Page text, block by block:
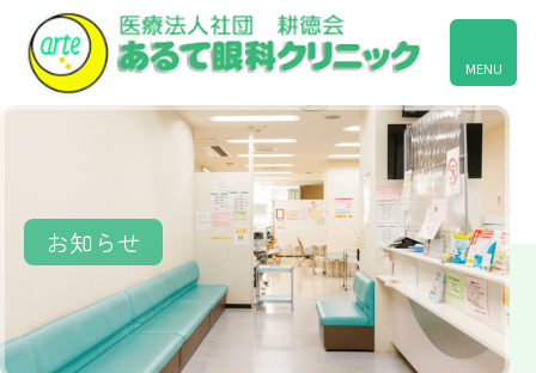
お知らせ
MENU